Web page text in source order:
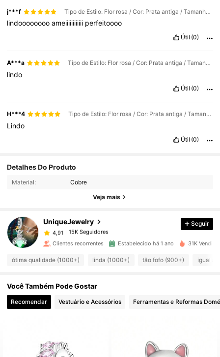
j***f Tipo de Estilo: Flor rosa / Cor: Prata antiga / Tamanho: Tamanho Único
lindooooooooameiiiiiiiiiiii perfeitoooo
Útil (0)
A***a Tipo de Estilo: Flor rosa / Cor: Prata antiga / Tamanho: Tamanho Único
lindo
Útil (0)
H***4 Tipo de Estilo: Flor rosa / Cor: Prata antiga / Tamanho: Tamanho Único
Lindo
Útil (0)
Detalhes Do Produto
Material: Cobre
Veja mais
UniqueJewelry
4,91 15K Seguidores
15K Seguidores
15K Seguidores
c***f pago1 dia atrás
4,91 15K Seguidores
4,91 15K Seguidores
4,91 15K Seguidores
Seguir
Clientes recorrentes Estabelecido há 1 ano 31K
ótima qualidade (1000+) linda (1000+) tão fofo (900+) igual a
Você Também Pode Gostar
Recomendar Vestuário e Acessórios Ferramentas e Reformas